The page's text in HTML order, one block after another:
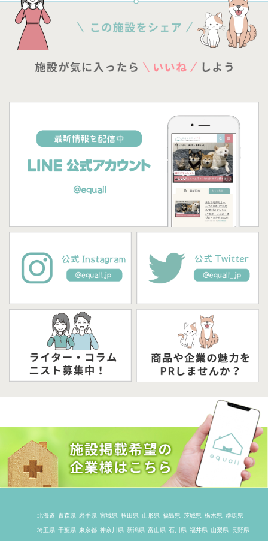
北海道 青森県 岩手県 宮城県 秋田県 山形県 福島県 茨城県 栃木県 群馬県
埼玉県 千葉県 東京都 神奈川県 新潟県 富山県 石川県 福井県 山梨県 長野県